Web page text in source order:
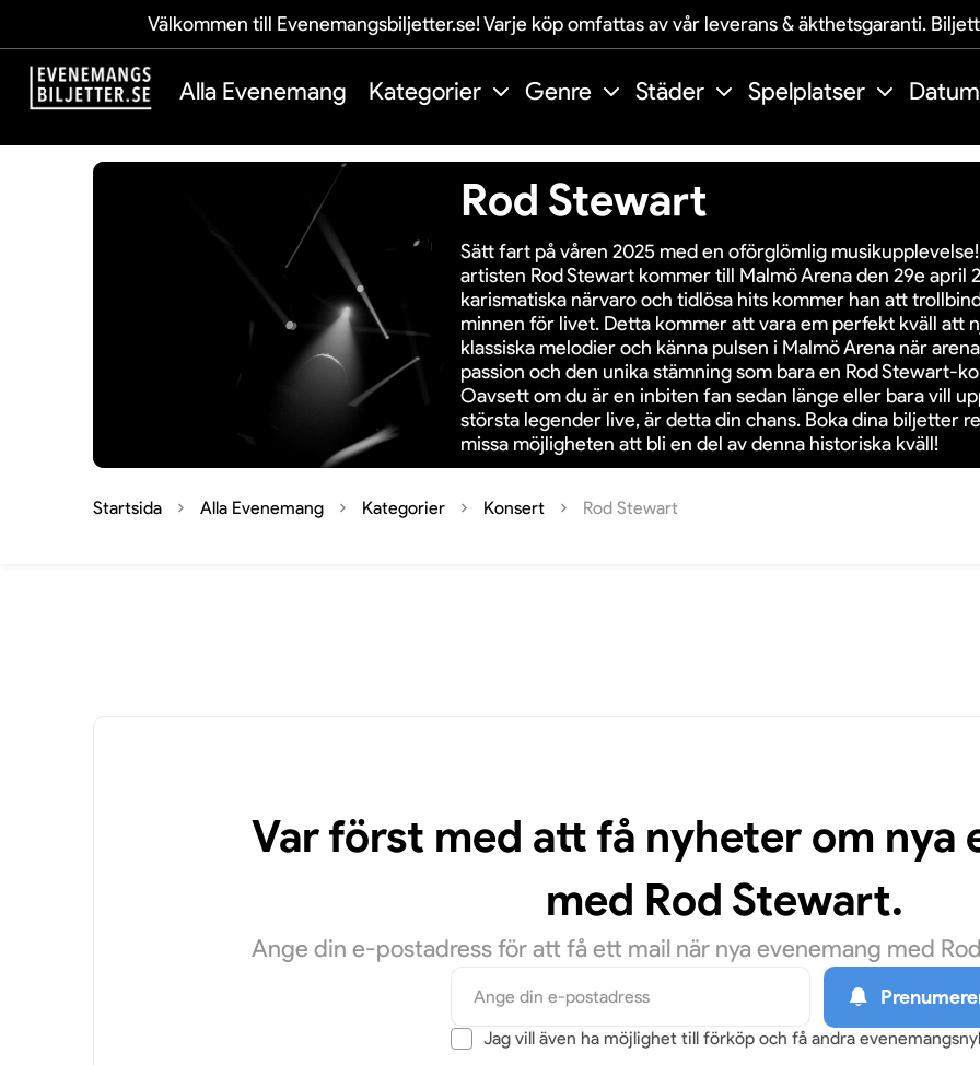
Välkommen till Evenemangsbiljetter.se! Varje köp omfattas av vår leverans & äkthetsgaranti.
Alla Evenemang Kategorier Genre Städer Spelplatser Datum
Rod Stewart
Sätt fart på våren 2025 med en oförglömlig
artisten Rod Stewart kommer till Malmö Arena den 29e april
karismatiska närvaro och tidlösa hits kommer han att
minnen för livet. Detta kommer att vara em perfekt kväll att
klassiska melodier och känna pulsen i Malmö Arena när
passion och den unika stämning som bara en Rod Stewart-
Oavsett om du är en inbiten fan sedan länge eller bara vill
största legender live, är detta din chans. Boka dina biljetter
missa möjligheten att bli en del av denna historiska kväll!
Startsida Alla Evenemang Kategorier Konsert Rod Stewart
Var först med att få nyheter om nya
med Rod Stewart.
Ange din e-postadress för att få ett mail när nya evenemang med
Jag vill även ha möjlighet till förköp och få andra